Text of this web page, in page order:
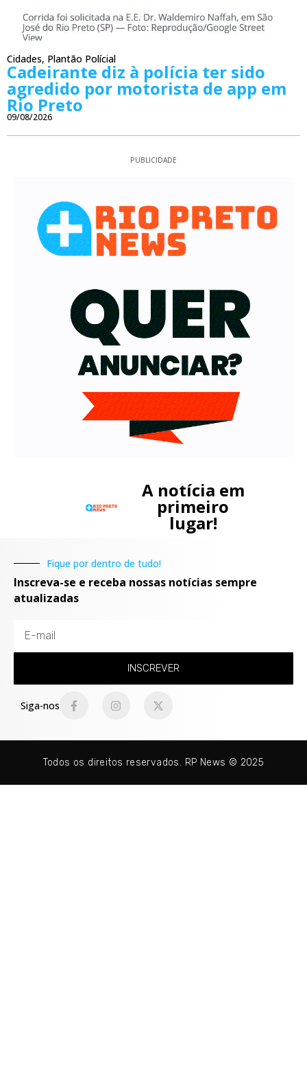
Cidades, Plantão Polícial
Cadeirante diz à polícia ter sido
agredido por motorista de app em
Rio Preto
09/08/2026
PUBLICIDADE
A notícia em
primeiro
lugar!
Fique por dentro de tudo!
Inscreva-se e receba nossas notícias sempre
atualizadas
INSCREVER
Siga-nos
Todos os direitos reservados. RP News © 2025